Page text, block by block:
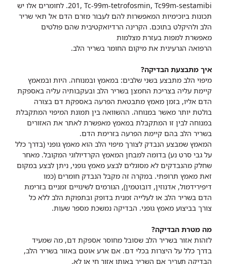
201, Tc-99m-tetrofosmin, Tc99m-sestamibi. לחומרים אלו יש
תכונות ביוכימיות המאפשרות להם לעבור מזרם הדם אל תאי שריר
הלב ולהיקלט בתוכם. הקרינה הרדיואקטיבית שהם פולטים
מאפשרת למפות בעזרת מצלמות
הרפואה הגרעינית את מיקום החומר בשריר הלב.
איך מתבצעת הבדיקה?
מיפוי הלב מתבצע בשני שלבים: במאמץ ובמנוחה. היות ובמאמץ
קיימת עליה בצריכת החמצן בשריר הלב ובעקבותיה עליה באספקת
הדם אליו, בזמן מאמץ מתבטאת הפרעה באספקת דם בצורה
בולטת יותר מאשר במנוחה. ההשוואה בין תמונת המיפוי המתקבלת
במנוחה לבין זו המתקבלת במאמץ מאפשרת לאתר את האזורים
בשריר הלב בהם קיימת הפרעה בזרימת הדם.
המאמץ שמבצע הנבדק לצורך מיפוי הלב הוא מאמץ גופני (בדרך כלל
על גבי סרט נע) בדומה למבחן המאמץ הקרדיולוגי המקובל. מאחר
שחלק מהנבדקים לא מסוגלים לבצע מאמץ גופני, ניתן לבצע במקום
זאת מאמץ תרופתי. במקרה זה מקבל הנבדק חומרים (כמו
דיפירידמול, אדנוזין, דובוטמין), הגורמים לשינויים זמניים בזרימת
הדם בשריר הלב או לעלייה זמנית בדופק ובתפוקת הלב ללא כל
צורך בביצוע מאמץ גופני. הבדיקה נמשכת מספר שעות.
מה מטרת הבדיקה?
לזהות אזור בשריר הלב שסובל מחוסר אספקת דם, מה שמעיד
בדרך כלל על היצרות בכלי דם. אם ארע אוטם באזור בשריר הלב,
הבדיקה תעריך אם השריר באותו אזור חי או לא.